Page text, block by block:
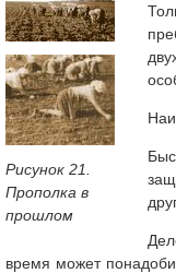
Рисунок 21.
Прополка в
прошлом
время может